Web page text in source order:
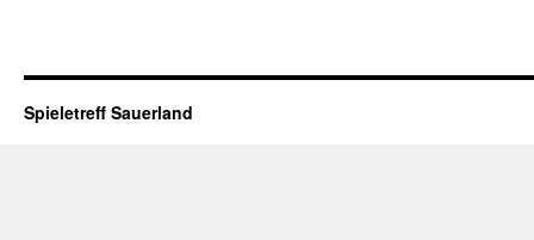
Spieletreff Sauerland